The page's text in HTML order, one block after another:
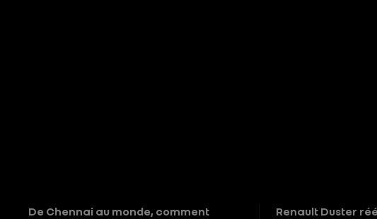
De Chennai au monde, comment
Renault Duster